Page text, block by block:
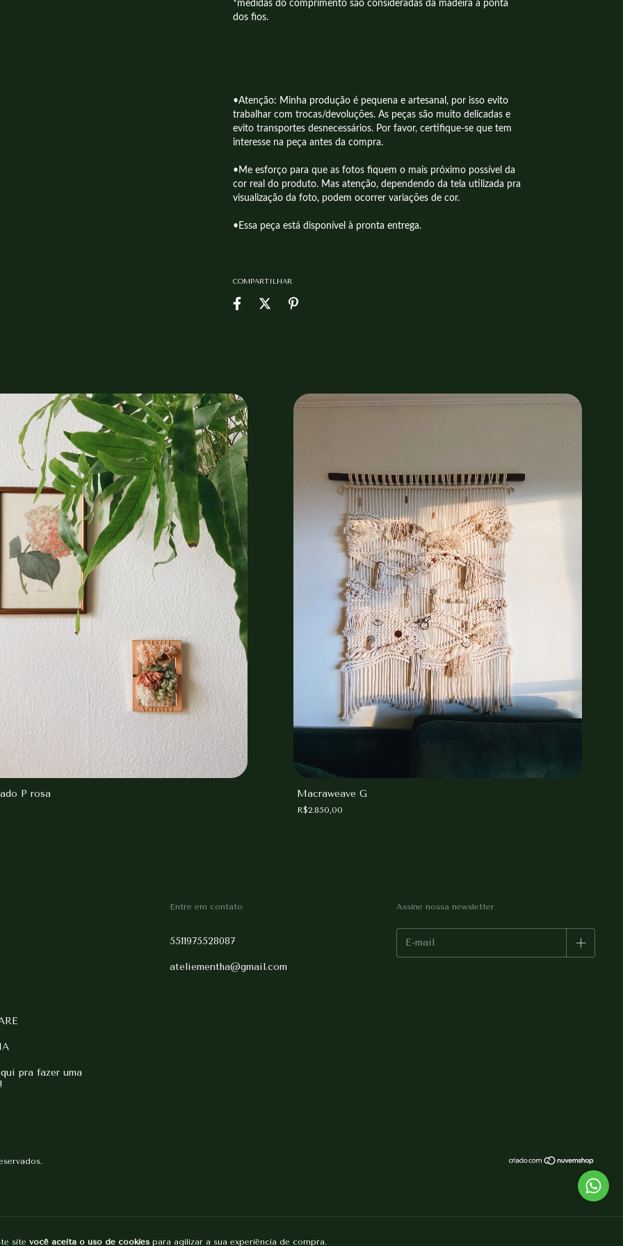
site você aceita o uso de cookies para agilizar a sua experiência de compra.
*medidas do comprimento são consideradas da madeira à ponta
dos fios.
•Atenção: Minha produção é pequena e artesanal, por isso evito
trabalhar com trocas/devoluções. As peças são muito delicadas e
evito transportes desnecessários. Por favor, certifique-se que tem
interesse na peça antes da compra.
•Me esforço para que as fotos fiquem o mais próximo possível da
cor real do produto. Mas atenção, dependendo da tela utilizada pra
visualização da foto, podem ocorrer variações de cor.
•Essa peça está disponível à pronta entrega.
COMPARTILHAR
P rosa Macraweave G
R$2.850,00
pra fazer uma
Entre em contato
5511975528087
ateliementha@gmail.com
Assine nossa newsletter